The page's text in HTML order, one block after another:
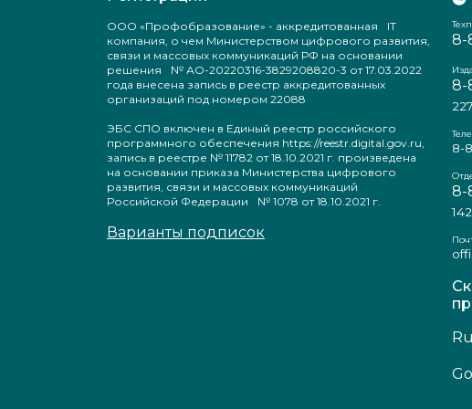
материалов.
Группа Компаний «IPR MEDIA» ежегодно
проводит национальный конкурс
публикаций «Global SciCall: фонд новых
знаний», где преподаватели Мухаммедия
С.Е. (Диплом II, 2023г.) Калиева С. А. (2023г.),
Грошева Е.Ю. (2024г.) приняли активное
участие.
За время нашего сотрудничества ООО
«Профобразование» зарекомендовало себя
как надежный деловой партнер. Команда
оперативно и грамотно решает
сосредоточиться на учебном процессе.
ООО «Профобразование» - аккредитованная IT
компания, о чем Министерством цифрового развития,
связи и массовых коммуникаций РФ на основании
решения № АО-20220316-3829208820-3 от 17.03.2022
года внесена запись в реестр аккредитованных
организаций под номером 22088
ЭБС СПО включен в Единый реестр российского
программного обеспечения https://reestr.digital.gov.ru,
запись в реестре № 11782 от 18.10.2021 г. произведена
на основании приказа Министерства цифрового
развития, связи и массовых коммуникаций
Российской Федерации № 1078 от 18.10.2021 г.
Варианты подписок
8-
8-
227
8-
8-